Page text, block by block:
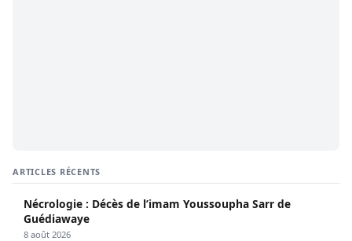
ARTICLES RÉCENTS
Nécrologie : Décès de l’imam Youssoupha Sarr de
Guédiawaye
8 août 2026